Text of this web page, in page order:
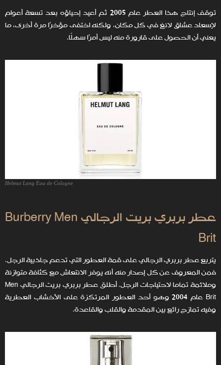
توقف إنتاج هذا العطر عام 2005 ثم أعيد إحياؤه بعد تسعة أعوام
لإسعاد عشاق لانغ في كل مكان، ولكنه اختفى مؤخرًا مرة أخرى، ما
يعني أن الحصول على قارورة منه ليس أمرًا سهلًا.
Helmut Lang Eau de Cologne
عطر بربري بريت الرجالي Burberry Men
Brit
يتربع عطر بربري الرجالي على قمة العطور التي تدعم جاذبية الرجل.
فمن المعروف عن كل إصدار منه أنه يوفر الانتعاش مع كثافة متوازنة
وملائمة تماما لاحتياجات الرجل. أطلق عطر بربري بريت الرجالي Men
Brit عام 2004 وهو أحد العطور المرتكزة على الأخشاب العطرية
وفيه تمازج رائع بين المقدمة والقلب والقاعدة.